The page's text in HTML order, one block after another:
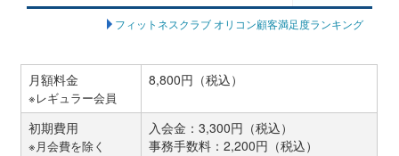
フィットネスクラブ オリコン顧客満足度ランキング
月額料金
※レギュラー会員
8,800円（税込）
初期費用
※月会費を除く
入会金：3,300円（税込）
事務手数料：2,200円（税込）